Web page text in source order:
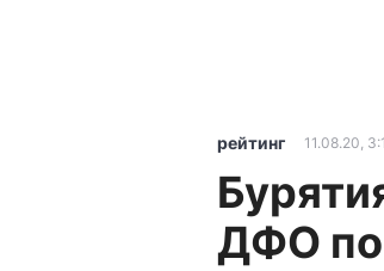
рейтинг 11.08.20,
ДФО по